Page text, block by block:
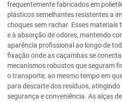
frequentemente fabricados em
plásticos semelhantes resistentes a
choques sem rachar. Esses
e à absorção de odores, mantendo
aparência profissional ao longo de
fixação onde as caçambas se
mecanismos robustos que seguram
o transporte, ao mesmo tempo em
para descarte dos resíduos,
segurança e conveniência. As alças